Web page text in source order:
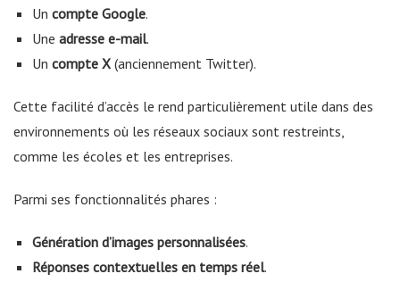
Un compte Google.
Une adresse e-mail.
Un compte X(anciennement Twitter).
Cette facilité d’accès le rend particulièrement utile dans des
environnements où les réseaux sociaux sont restreints,
comme les écoles et les entreprises.
Parmi ses fonctionnalités phares :
Génération d’images personnalisées.
Réponses contextuelles en temps réel.